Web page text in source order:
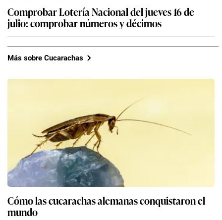
Comprobar Lotería Nacional del jueves 16 de
julio: comprobar números y décimos
Más sobre Cucarachas
Cómo las cucarachas alemanas conquistaron el
mundo